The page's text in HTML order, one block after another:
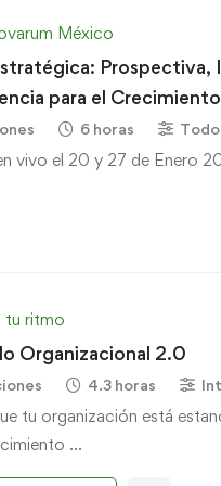
México
para el Crecimiento
6 horas
vivo el 20 y 27 de Enero
tu ritmo
Organizacional 2.0
4.3 horas
tu organización está
…